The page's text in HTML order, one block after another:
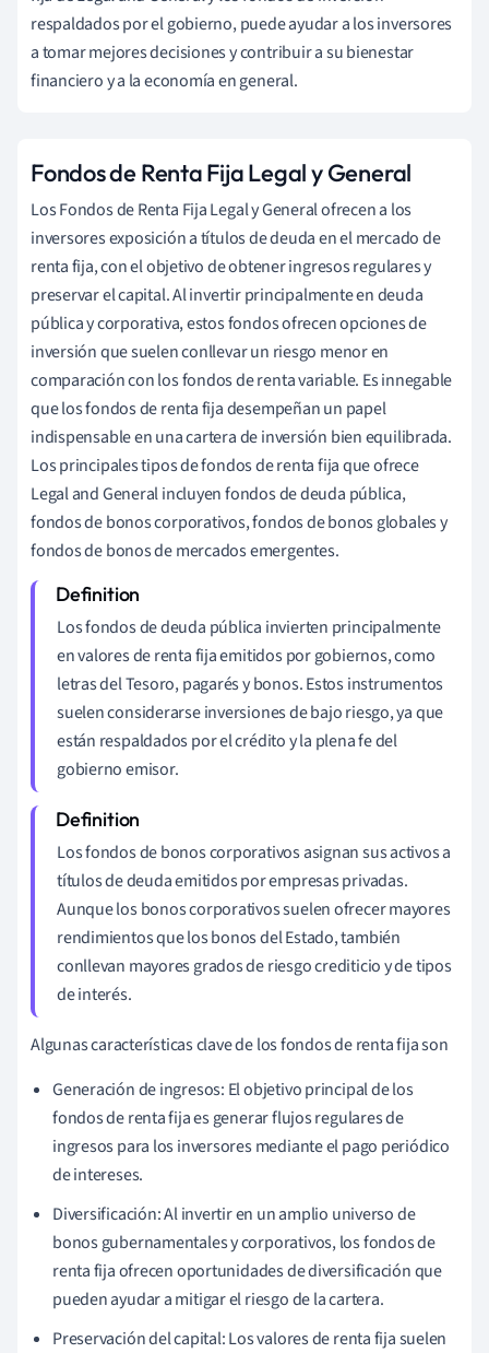
respaldados por el gobierno, puede ayudar a los inversores
a tomar mejores decisiones y contribuir a su bienestar
financiero y a la economía en general.
Fondos de Renta Fija Legal y General
Los Fondos de Renta Fija Legal y General ofrecen a los
inversores exposición a títulos de deuda en el mercado de
renta fija, con el objetivo de obtener ingresos regulares y
preservar el capital. Al invertir principalmente en deuda
pública y corporativa, estos fondos ofrecen opciones de
inversión que suelen conllevar un riesgo menor en
comparación con los fondos de renta variable. Es innegable
que los fondos de renta fija desempeñan un papel
indispensable en una cartera de inversión bien equilibrada.
Los principales tipos de fondos de renta fija que ofrece
Legal and General incluyen fondos de deuda pública,
fondos de bonos corporativos, fondos de bonos globales y
fondos de bonos de mercados emergentes.
Los fondos de deuda pública invierten principalmente
en valores de renta fija emitidos por gobiernos, como
letras del Tesoro, pagarés y bonos. Estos instrumentos
suelen considerarse inversiones de bajo riesgo, ya que
están respaldados por el crédito y la plena fe del
gobierno emisor.
Los fondos de bonos corporativos asignan sus activos a
títulos de deuda emitidos por empresas privadas.
Aunque los bonos corporativos suelen ofrecer mayores
rendimientos que los bonos del Estado, también
conllevan mayores grados de riesgo crediticio y de tipos
de interés.
Algunas características clave de los fondos de renta fija son
Generación de ingresos: El objetivo principal de los
fondos de renta fija es generar flujos regulares de
ingresos para los inversores mediante el pago periódico
de intereses.
Diversificación: Al invertir en un amplio universo de
bonos gubernamentales y corporativos, los fondos de
renta fija ofrecen oportunidades de diversificación que
pueden ayudar a mitigar el riesgo de la cartera.
Preservación del capital: Los valores de renta fija suelen